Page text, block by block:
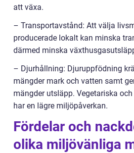
att växa.
– Transportavstånd: Att välja
producerade lokalt kan minska
därmed minska
– Djurhållning: Djuruppfödning
mängder mark och vatten samt
mängder utsläpp. Vegetariska
har en lägre miljöpåverkan.
Fördelar och
olika miljövänliga